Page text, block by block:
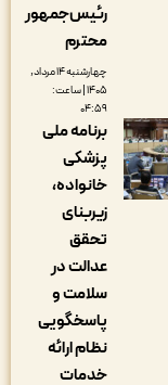
رئیس‌جمهور
چهارشنبه ۱۴ مرداد,
۱۴۰۵ | ساعت:
برنامه ملی
پزشکی
خانواده،
عدالت در
سلامت و
پاسخگویی
نظام ارائه